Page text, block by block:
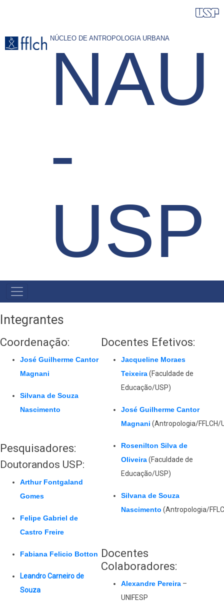
conteúdo
NÚCLEO DE ANTROPOLOGIA URBANA
NAU
-
USP
NAVEGAÇÃO
PRINCIPAL
Integrantes
Coordenação:
José Guilherme Cantor
Magnani
Silvana de Souza
Nascimento
Pesquisadores:
Doutorandos USP:
Arthur Fontgaland
Gomes
Felipe Gabriel de
Castro Freire
Fabiana Felicio Botton
Leandro Carneiro de
Souza
Docentes Efetivos:
Jacqueline Moraes
Teixeira(Faculdade de
Educação/USP)
José Guilherme Cantor
Magnani (Antropologia/FFLCH/
Rosenilton Silva de
Oliveira (Faculdade de
Educação/USP)
Silvana de Souza
Nascimento (Antropologia/
Docentes
Colaboradores:
Alexandre Pereira –
UNIFESP